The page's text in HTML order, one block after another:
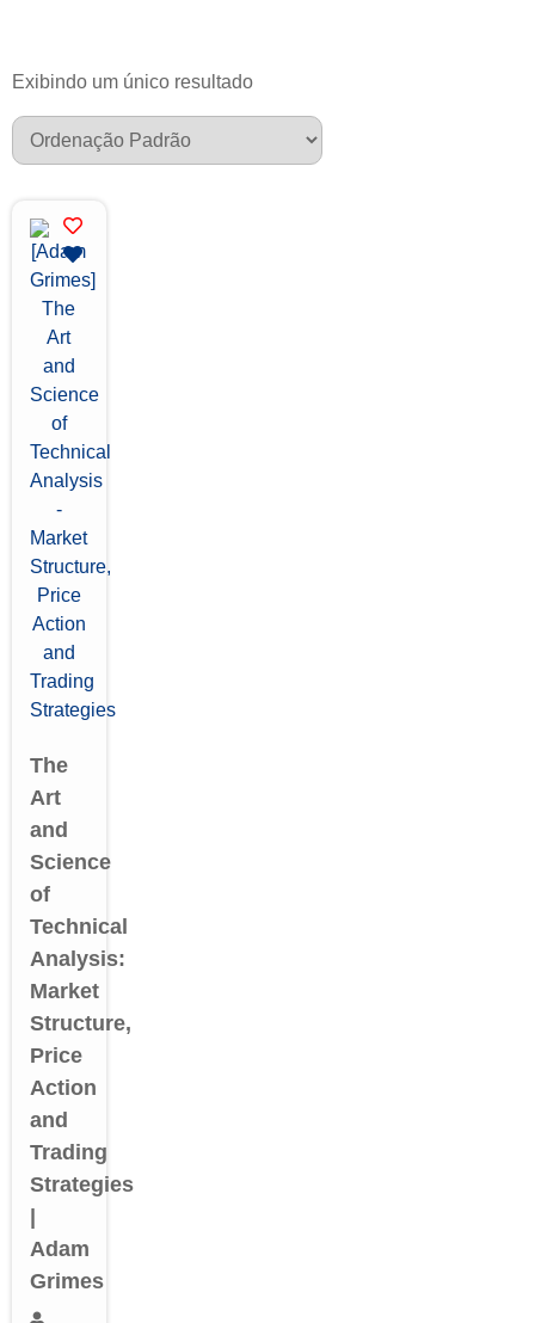
Exibindo um único resultado
The
Art
and
Science
of
Technical
Analysis:
Market
Structure,
Price
Action
and
Trading
Strategies
Adam
Grimes